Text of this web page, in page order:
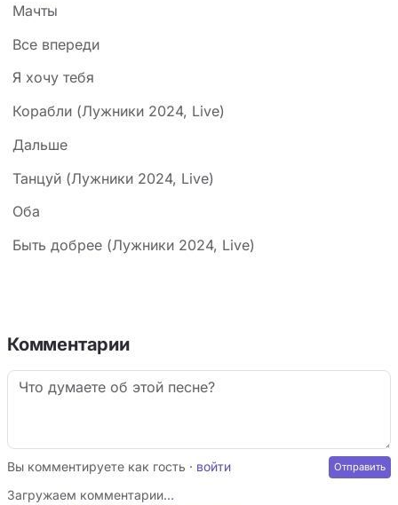
Мачты
Все впереди
Я хочу тебя
Корабли (Лужники 2024, Live)
Дальше
Танцуй (Лужники 2024, Live)
Оба
Быть добрее (Лужники 2024, Live)
Комментарии
Вы комментируете как гость · войти
Загружаем комментарии…